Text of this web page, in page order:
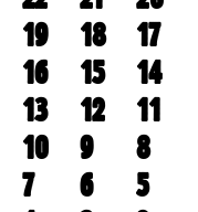
19
18
17
16
15
14
13
12
11
10
9
8
7
6
5